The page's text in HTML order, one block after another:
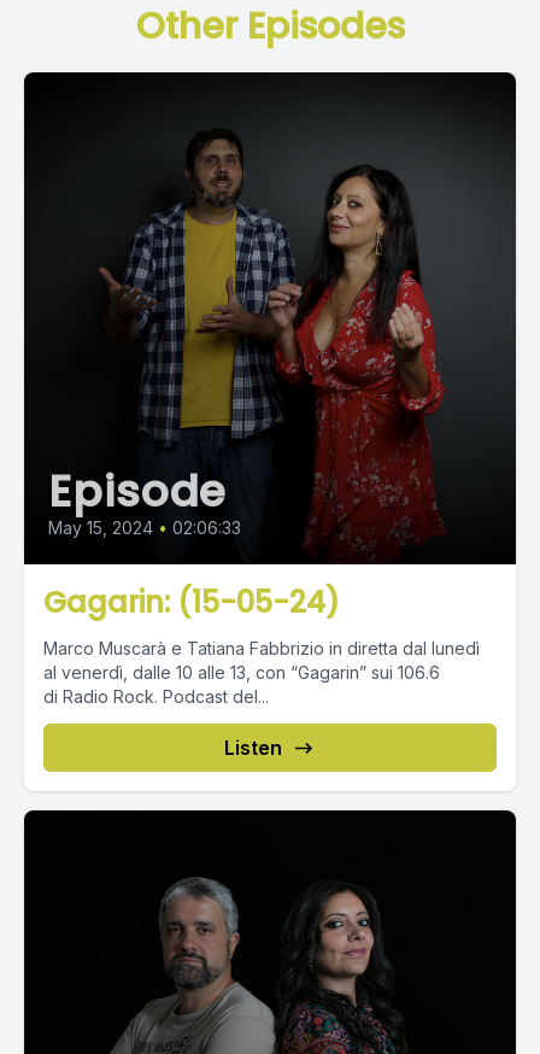
Other Episodes
Episode
May 15, 2024 • 02:06:33
Gagarin: (15-05-24)
Marco Muscarà e Tatiana Fabbrizio in diretta dal lunedì
al venerdì, dalle 10 alle 13, con “Gagarin” sui 106.6
di Radio Rock. Podcast del...
Listen